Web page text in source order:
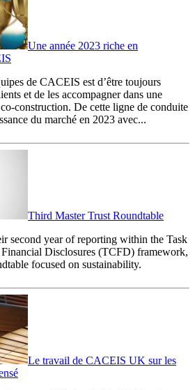
Une année 2023 riche en
de CACEIS est d’être toujours
et de les accompagner dans une
construction. De cette ligne de conduite
du marché en 2023 avec...
Third Master Trust Roundtable
second year of reporting within the Task
Disclosures (TCFD) framework,
focused on sustainability.
Le travail de CACEIS UK sur les